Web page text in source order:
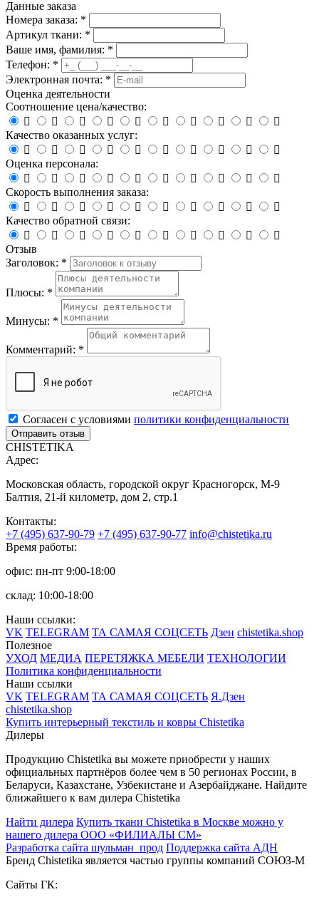
Данные заказа
Номера заказа: *
Артикул ткани: *
Ваше имя, фамилия: *
Телефон: *
Электронная почта: *
Оценка деятельности
Соотношение цена/качество:

       

Качество оказанных услуг:

       

Оценка персонала:

       

Скорость выполнения заказа:

       

Качество обратной связи:

       

Отзыв
Заголовок: *
Плюсы: *
Минусы: *
Комментарий: *
Согласен с условиями политики конфиденциальности
CHISTETIKA
Адрес:
Московская область, городской округ Красногорск, М-9
Балтия, 21-й километр, дом 2, стр.1
Контакты:
+7 (495) 637-90-79 +7 (495) 637-90-77 info@chistetika.ru
Время работы:
офис: пн-пт 9:00-18:00
склад: 10:00-18:00
Наши ссылки:
VK TELEGRAM ТА САМАЯ СОЦСЕТЬ Дзен chistetika.shop
Полезное
УХОД МЕДИА ПЕРЕТЯЖКА МЕБЕЛИ ТЕХНОЛОГИИ
Политика конфиденциальности
Наши ссылки
VK TELEGRAM ТА САМАЯ СОЦСЕТЬ Я.Дзен
chistetika.shop
Купить интерьерный текстиль и ковры Chistetika
Дилеры
Продукцию Chistetika вы можете приобрести у наших
официальных партнёров более чем в 50 регионах России, в
Беларуси, Казахстане, Узбекистане и Азербайджане. Найдите
ближайшего к вам дилера Chistetika
Найти дилера Купить ткани Chistetika в Москве можно у
нашего дилера ООО «ФИЛИАЛЫ СМ»
Разработка сайта шульман_прод Поддержка сайта АДН
Бренд Chistetika является частью группы компаний СОЮЗ-М
Сайты ГК: